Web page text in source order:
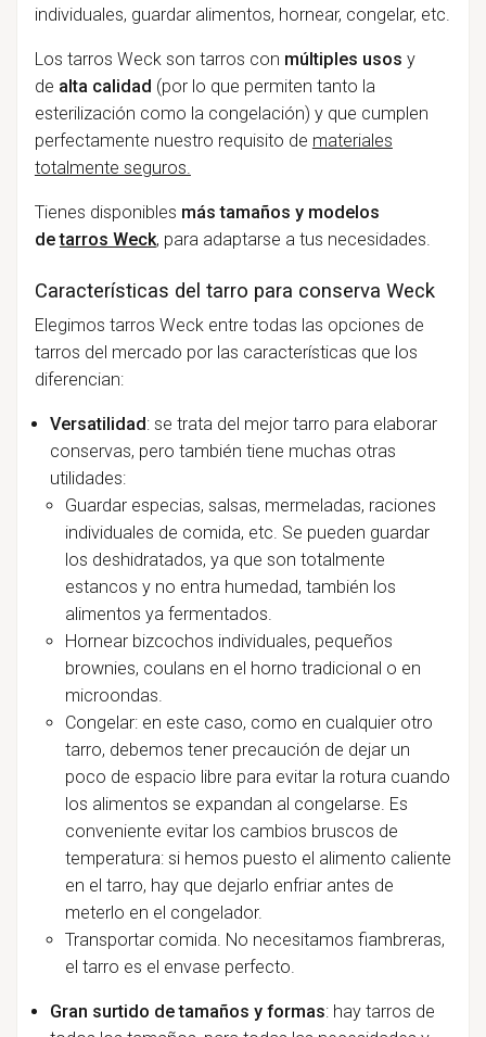
individuales, guardar alimentos, hornear, congelar, etc.
Los tarros Weck son tarros con múltiples usos y
de alta calidad (por lo que permiten tanto la
esterilización como la congelación) y que cumplen
perfectamente nuestro requisito de materiales
totalmente seguros.
Tienes disponibles más tamaños y modelos
de tarros Weck, para adaptarse a tus necesidades.
Características del tarro para conserva Weck
Elegimos tarros Weck entre todas las opciones de
tarros del mercado por las características que los
diferencian:
Versatilidad: se trata del mejor tarro para elaborar
conservas, pero también tiene muchas otras
utilidades:
Guardar especias, salsas, mermeladas, raciones
individuales de comida, etc. Se pueden guardar
los deshidratados, ya que son totalmente
estancos y no entra humedad, también los
alimentos ya fermentados.
Hornear bizcochos individuales, pequeños
brownies, coulans en el horno tradicional o en
microondas.
Congelar: en este caso, como en cualquier otro
tarro, debemos tener precaución de dejar un
poco de espacio libre para evitar la rotura cuando
los alimentos se expandan al congelarse. Es
conveniente evitar los cambios bruscos de
temperatura: si hemos puesto el alimento caliente
en el tarro, hay que dejarlo enfriar antes de
meterlo en el congelador.
Transportar comida. No necesitamos fiambreras,
el tarro es el envase perfecto.
Gran surtido de tamaños y formas: hay tarros de